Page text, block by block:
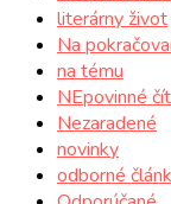
literárny život
Na
na tému
NEpovinné
Nezaradené
novinky
odborné